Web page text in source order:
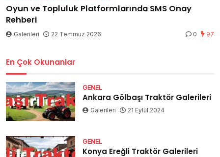
Oyun ve Topluluk Platformlarında SMS Onay
Rehberi
Galerileri 22 Temmuz 2026 0 97
En Çok Okunanlar
GENEL
Ankara Gölbaşı Traktör Galerileri
Galerileri 21 Eylül 2024
GENEL
Konya Ereğli Traktör Galerileri